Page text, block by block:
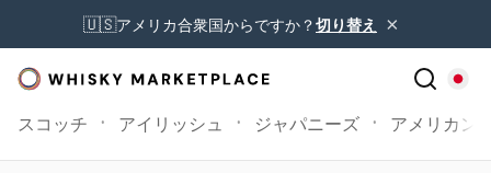
🇺🇸アメリカ合衆国からですか？切り替え ×
スコッチ アイリッシュ ジャパニーズ アメリカン